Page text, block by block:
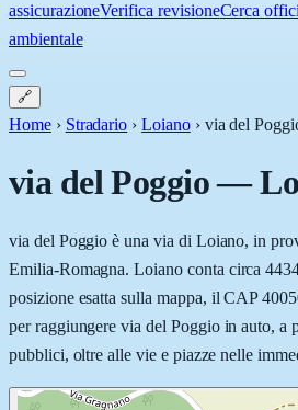
assicurazioneVerifica revisioneCerca
ambientale
🔗
Home › Stradario › Loiano › via del
via del Poggio—
via del Poggio è una via di Loiano, in
Emilia-Romagna. Loiano conta circa
posizione esatta sulla mappa, il CAP
per raggiungere via del Poggio in auto, a
pubblici, oltre alle vie e piazze nelle